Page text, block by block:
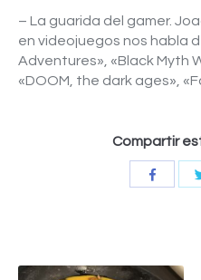
– La guarida del gamer.
en videojuegos nos habla
Adventures», «Black Myth
«DOOM, the dark ages»,
Compartir